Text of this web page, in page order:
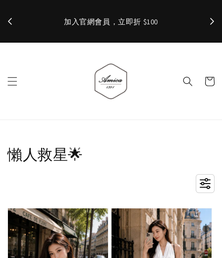
加入官網會員，立即折 $100 ✨
懶人救星🌟